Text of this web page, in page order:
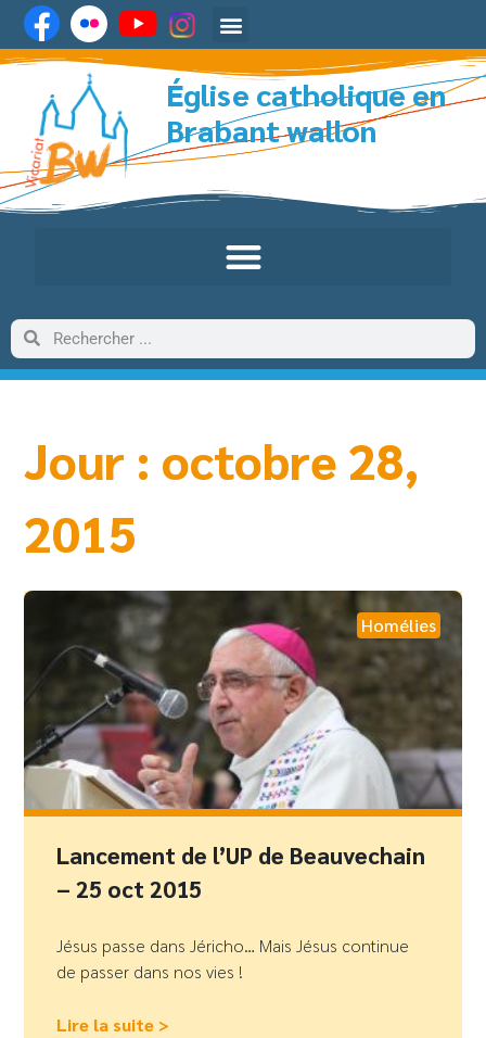
Église catholique en
Brabant wallon
Jour : octobre 28,
2015
Homélies
Lancement de l’UP de Beauvechain
– 25 oct 2015
Jésus passe dans Jéricho… Mais Jésus continue
de passer dans nos vies !
Lire la suite >